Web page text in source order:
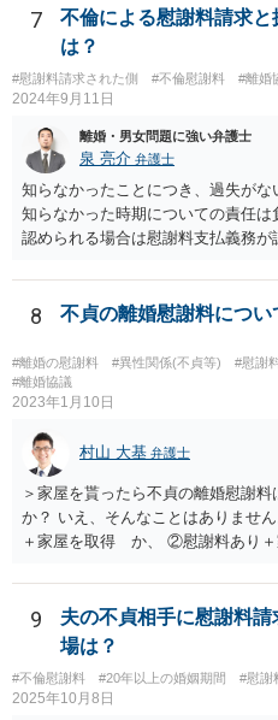
討されているのであれば、慰謝料
内容証明郵便において、「退去す
あなたが書いたとしても、法律上
権限はないので、やはり不自然にな
7
不倫による慰謝料請求
は？
#慰謝料請求された側 #不倫慰謝料 #離婚
2024年9月11日
離婚・男女問題に強い弁護士
泉 亮介 弁護士
知らなかったことにつき、過失が
知らなかった時期についての責任
認められる場合は慰謝料支払義務
観的な事実かは不明なため、客観
いたことが証明できない限り、そ
配偶者からの慰謝料請求について
偵費用については認められるケース
のも多く、少なくとも最初から支払
いことを主張し争うこととなるかと
8 不貞の離婚慰謝料につい
#離婚の慰謝料 #異性関係(不貞等) #慰謝
#離婚協議
2023年1月10日
村山 大基 弁護士
＞家屋を貰ったら不貞の離婚慰謝
か？ いえ、そんなことはありませ
＋家屋を取得 か、 ②慰謝料あり＋
なら、慰謝料代わりに不動産全部
姻費用は慰謝料とは別だと思うの
とどうなんでしょうか？アドバイ
いては、おっしゃる通り別です。
２００万円と考えるにしても、 婚
いです。 その上で、このまま離婚
9
夫の不貞相手に慰謝料
場は？
#不倫慰謝料 #20年以上の婚姻期間 #慰謝
2025年10月8日